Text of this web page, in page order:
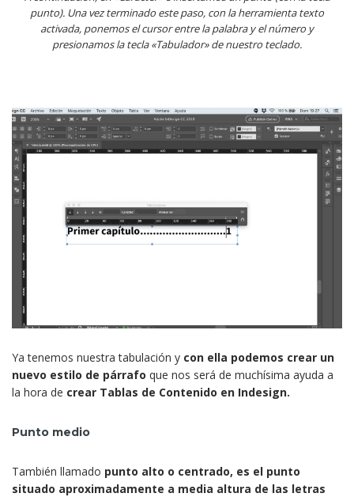
punto). Una vez terminado este paso, con la herramienta texto
activada, ponemos el cursor entre la palabra y el número y
presionamos la tecla «Tabulador» de nuestro teclado.
Ya tenemos nuestra tabulación y con ella podemos crear un
nuevo estilo de párrafo que nos será de muchísima ayuda a
la hora de crear Tablas de Contenido en Indesign.
Punto medio
También llamado punto alto o centrado, es el punto
situado aproximadamente a media altura de las letras